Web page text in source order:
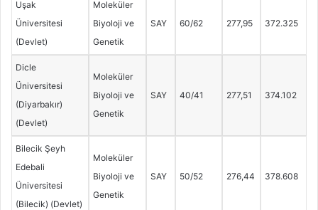
Uşak
Üniversitesi
(Devlet)
Moleküler
Biyoloji ve
Genetik
SAY 60/62 277,95 372.325
Dicle
Üniversitesi
(Diyarbakır)
(Devlet)
Moleküler
Biyoloji ve
Genetik
SAY 40/41 277,51 374.102
Bilecik Şeyh
Edebali
Üniversitesi
(Bilecik) (Devlet)
Moleküler
Biyoloji ve
Genetik
SAY 50/52 276,44 378.608